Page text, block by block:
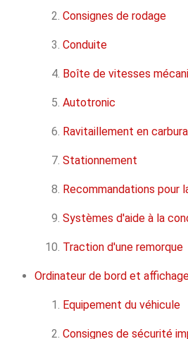
Consignes de rodage
Conduite
Boîte de vitesses
Autotronic
Ravitaillement en
Stationnement
Recommandations pour
Systèmes d'aide à la
Traction d'une remorque
Ordinateur de bord et
Equipement du véhicule
Consignes de sécurité